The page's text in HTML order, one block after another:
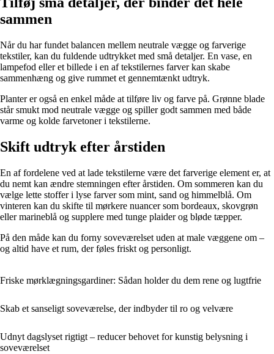
sammen
Når du har fundet balancen mellem neutrale vægge og farverige
tekstiler, kan du fuldende udtrykket med små detaljer. En vase, en
lampefod eller et billede i en af tekstilernes farver kan skabe
sammenhæng og give rummet et gennemtænkt udtryk.
Planter er også en enkel måde at tilføre liv og farve på. Grønne blade
står smukt mod neutrale vægge og spiller godt sammen med både
varme og kolde farvetoner i tekstilerne.
Skift udtryk efter årstiden
En af fordelene ved at lade tekstilerne være det farverige element er, at
du nemt kan ændre stemningen efter årstiden. Om sommeren kan du
vælge lette stoffer i lyse farver som mint, sand og himmelblå. Om
vinteren kan du skifte til mørkere nuancer som bordeaux, skovgrøn
eller marineblå og supplere med tunge plaider og bløde tæpper.
På den måde kan du forny soveværelset uden at male væggene om –
og altid have et rum, der føles friskt og personligt.
Friske mørklægningsgardiner: Sådan holder du dem rene og lugtfrie
Skab et sanseligt soveværelse, der indbyder til ro og velvære
Udnyt dagslyset rigtigt – reducer behovet for kunstig belysning i
soveværelset